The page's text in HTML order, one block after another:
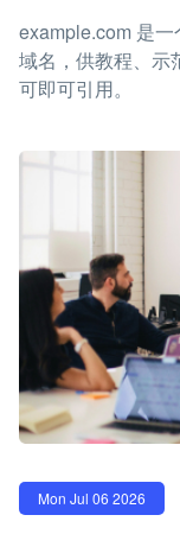
example.com 是
域名，供教程、示
可即可引用。
Mon Jul 06 2026